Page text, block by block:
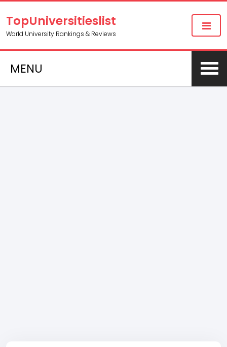
TopUniversitieslist
World University Rankings & Reviews
MENU